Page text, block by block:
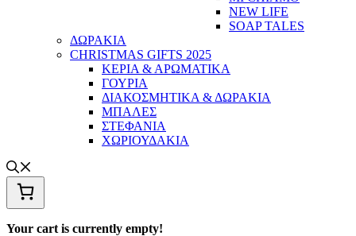
NEW LIFE
SOAP TALES
ΔΩΡΑΚΙΑ
CHRISTMAS GIFTS 2025
ΚΕΡΙΑ & ΑΡΩΜΑΤΙΚΑ
ΓΟΥΡΙΑ
ΔΙΑΚΟΣΜΗΤΙΚΑ & ΔΩΡΑΚΙΑ
ΜΠΑΛΕΣ
ΣΤΕΦΑΝΙΑ
ΧΩΡΙΟΥΔΑΚΙΑ
Your cart is currently empty!